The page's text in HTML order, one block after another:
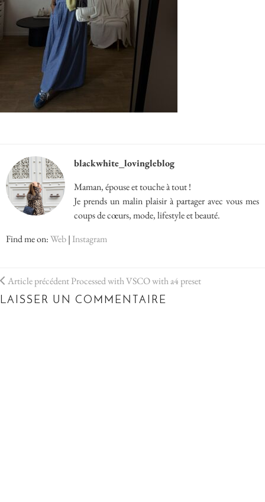
blackwhite_lovingleblog
Maman, épouse et touche à tout !
Je prends un malin plaisir à partager avec vous mes
coups de cœurs, mode, lifestyle et beauté.
Find me on:Web| Instagram
Article précédentProcessed with VSCO with a4 preset
LAISSER UN COMMENTAIRE